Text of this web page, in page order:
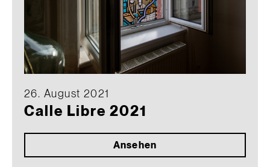
26. August 2021
Calle Libre 2021
Ansehen